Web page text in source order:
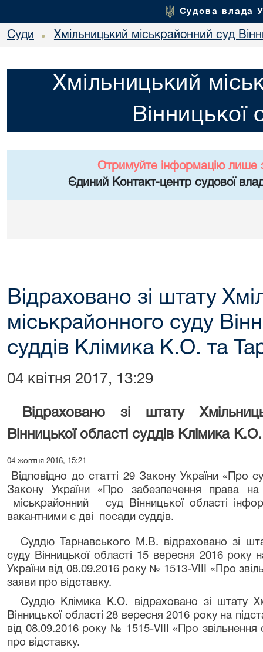
Судова влада
Суди • Хмільницький міськрайонний суд
Хмільницький
Вінницької
Отримуйте інформацію лише
Єдиний Контакт-центр судової
Відраховано зі штату
міськрайонного суду
суддів Клімика К.О. та
04 квітня 2017, 13:29
Відраховано зі штату
Вінницької області суддів Клімика
04 жовтня 2016, 15:21
Відповідно до статті 29 Закону України «Про
Закону України «Про забезпечення права
міськрайонний суд Вінницької області
вакантними є дві посади суддів.
Суддю Тарнавського М.В. відраховано зі
суду Вінницької області 15 вересня 2016 року
України від 08.09.2016 року № 1513-VIII «Про
заяви про відставку.
Суддю Клімика К.О. відраховано зі штату
Вінницької області 28 вересня 2016 року на
від 08.09.2016 року № 1515-VIII «Про звільнення
про відставку.